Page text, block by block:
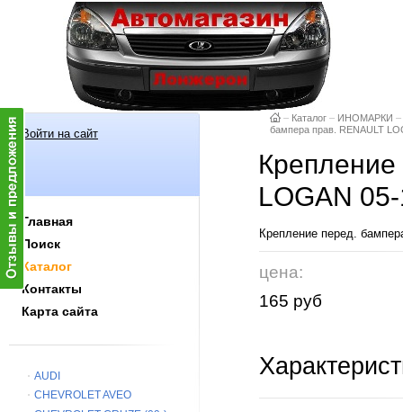
Войти на сайт
Главная
Поиск
Каталог
Контакты
Карта сайта
AUDI
CHEVROLET AVEO
– Каталог – ИНОМАРКИ –
бампера прав. RENAULT
LOGAN
Крепление перед.
цена:
165 руб